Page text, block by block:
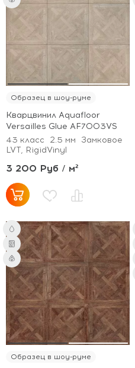
Образец в шоу-руме
Кварцвинил Aquafloor
Versailles Glue AF7003VS
43 класс
2.5 мм
Замковое
LVT, RigidVinyl
3 200 Руб / м²
Образец в шоу-руме